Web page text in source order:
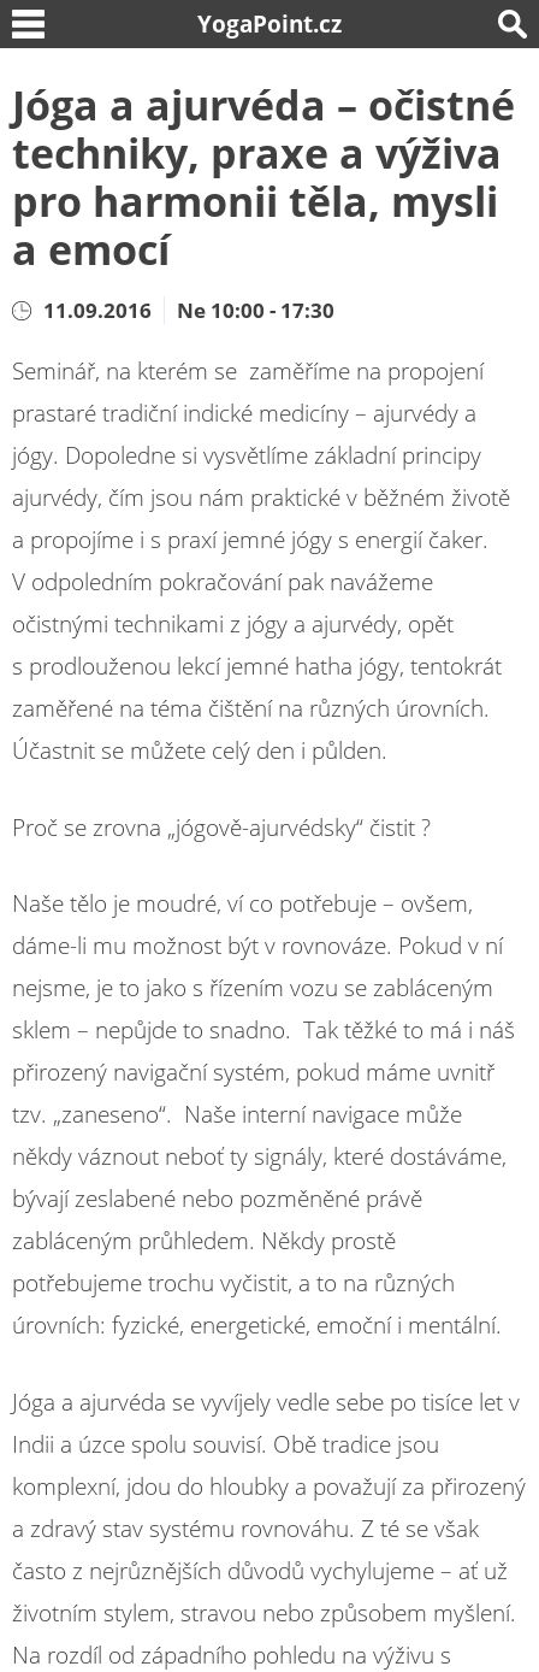
YogaPoint.cz
Jóga a ajurvéda – očistné
techniky, praxe a výživa
pro harmonii těla, mysli
a emocí
11.09.2016 Ne 10:00 - 17:30
Seminář, na kterém se zaměříme na propojení
prastaré tradiční indické medicíny – ajurvédy a
jógy. Dopoledne si vysvětlíme základní principy
ajurvédy, čím jsou nám praktické v běžném životě
a propojíme i s praxí jemné jógy s energií čaker.
V odpoledním pokračování pak navážeme
očistnými technikami z jógy a ajurvédy, opět
s prodlouženou lekcí jemné hatha jógy, tentokrát
zaměřené na téma čištění na různých úrovních.
Účastnit se můžete celý den i půlden.
Proč se zrovna „jógově-ajurvédsky“ čistit ?
Naše tělo je moudré, ví co potřebuje – ovšem,
dáme-li mu možnost být v rovnováze. Pokud v ní
nejsme, je to jako s řízením vozu se zabláceným
sklem – nepůjde to snadno. Tak těžké to má i náš
přirozený navigační systém, pokud máme uvnitř
tzv. „zaneseno“. Naše interní navigace může
někdy váznout neboť ty signály, které dostáváme,
bývají zeslabené nebo pozměněné právě
zabláceným průhledem. Někdy prostě
potřebujeme trochu vyčistit, a to na různých
úrovních: fyzické, energetické, emoční i mentální.
Jóga a ajurvéda se vyvíjely vedle sebe po tisíce let v
Indii a úzce spolu souvisí. Obě tradice jsou
komplexní, jdou do hloubky a považují za přirozený
a zdravý stav systému rovnováhu. Z té se však
často z nejrůznějších důvodů vychylujeme – ať už
životním stylem, stravou nebo způsobem myšlení.
Na rozdíl od západního pohledu na výživu s